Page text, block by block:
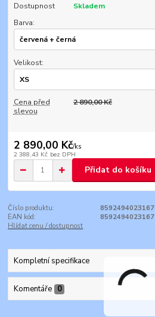
Dostupnost
Skladem
Barva:
Velikost:
Cena před
slevou
2 890,00 Kč
2 890,00 Kč/ks
2 388,43 Kč bez DPH
Přidat do košíku
Číslo produktu:
8592494023167
EAN kód:
8592494023167
Hlídat cenu / dostupnost
Kompletní specifikace
Komentáře 0